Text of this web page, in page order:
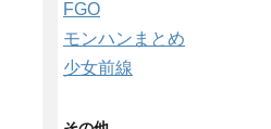
FGO
モンハンまとめ
少女前線